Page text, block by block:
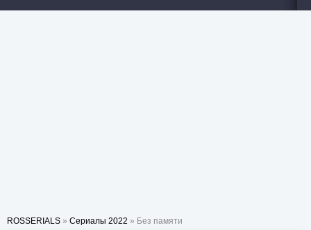
ROSSERIALS » Сериалы 2022 » Без памяти